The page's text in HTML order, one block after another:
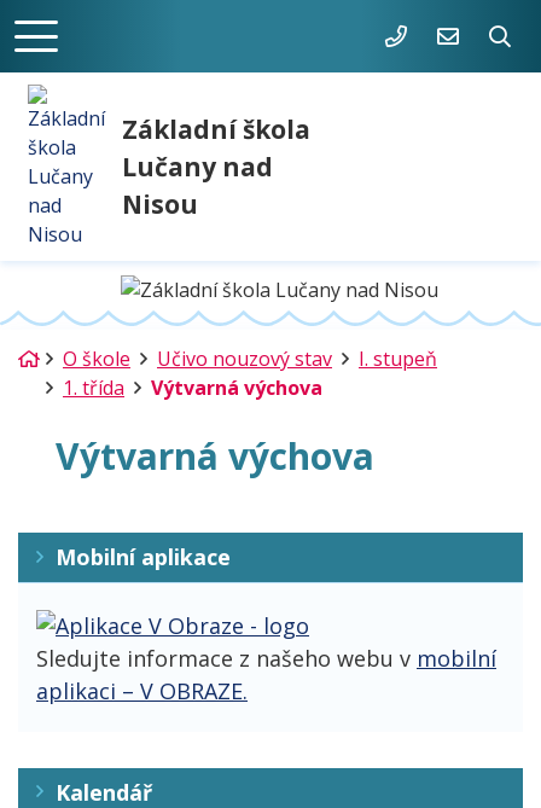
488 880 811
Základní škola
Lučany nad
Nisou
Úvodní stránka
O škole Učivo nouzový stav
I. stupeň
1. třída
Výtvarná výchova
Výtvarná výchova
Mobilní aplikace
Sledujte informace z našeho webu v mobilní
aplikaci – V OBRAZE.
Kalendář